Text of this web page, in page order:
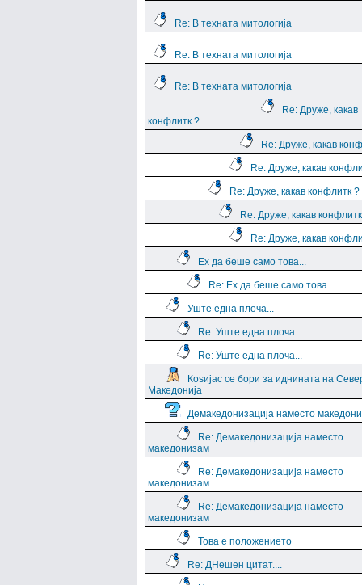
Re: В техната митологија
Re: В техната митологија
Re: В техната митологија
Re: Друже, какав
конфлитк ?
Re: Друже, какав
Re: Друже, какав
Re: Друже, какав конфлитк ?
Re: Друже, какав
Re: Друже, какав
Ех да беше само това...
Re: Ех да беше само това...
Уште една плоча...
Re: Уште една плоча...
Re: Уште една плоча...
Коѕијас се бори за иднината на
Македонија
Демакедонизација наместо
Re: Демакедонизација наместо
македонизам
Re: Демакедонизација наместо
македонизам
Re: Демакедонизација наместо
македонизам
Това е положението
Re: ДНешен цитат....